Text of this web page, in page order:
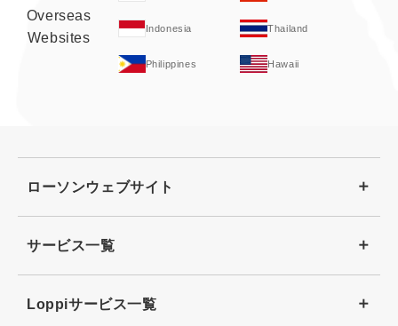
Overseas
Websites
Indonesia Thailand
Philippines Hawaii
ローソンウェブサイト
サービス一覧
Loppiサービス一覧